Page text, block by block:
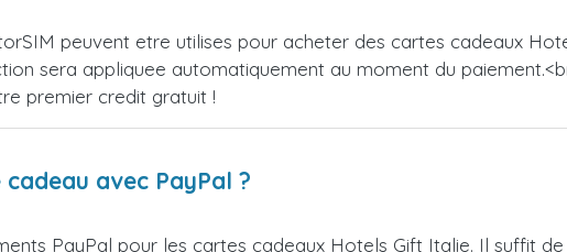
peuvent etre utilises pour acheter des cartes cadeaux
sera appliquee automatiquement au moment du
premier credit gratuit !
avec PayPal ?
PayPal pour les cartes cadeaux Hotels Gift Italie. Il suffit